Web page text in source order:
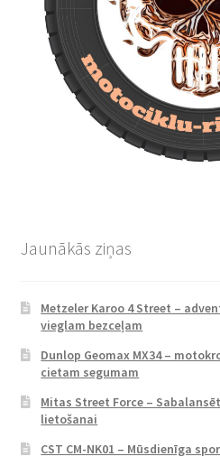
Jaunākās ziņas
Metzeler Karoo 4 Street –
vieglam bezceļam
Dunlop Geomax MX34 –
cietam segumam
Mitas Street Force –
lietošanai
CST CM-NK01 – Mūsdienīga